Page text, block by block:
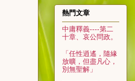
熱門文章
中庸釋義----第二
十章、哀公問政。
「任性逍遙，隨緣
放曠，但盡凡心，
別無聖解」